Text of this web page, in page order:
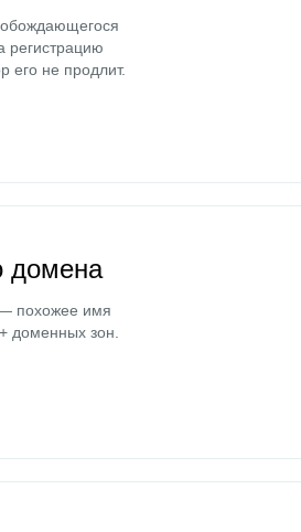
регистрацию
его не продлит.
домена
похожее имя
доменных зон.